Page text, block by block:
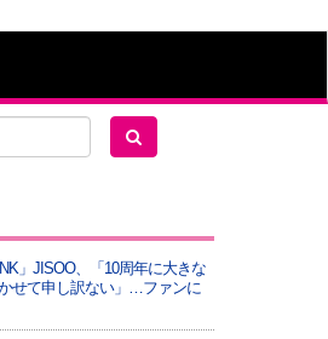
」JISOO、「10周年に大きな
せて申し訳ない」…ファンに